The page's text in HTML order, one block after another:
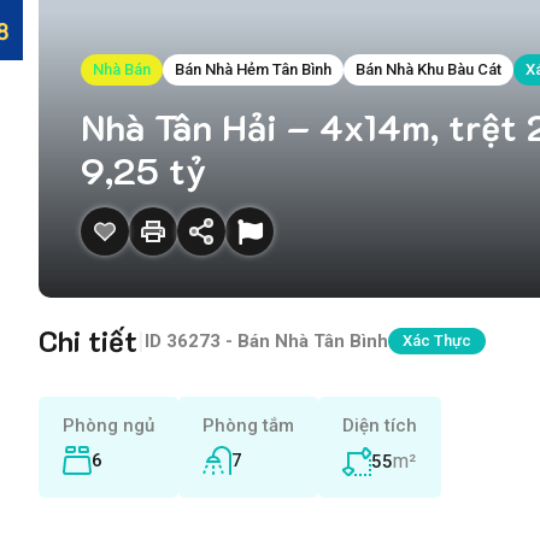
Nhà Bán Bán Nhà Hẻm Tân Bình Bán Nhà Khu Bàu Cát
Nhà Tân Hải – 4x14m, trệt
9,25 tỷ
Chi tiết ID 36273 - Bán Nhà Tân Bình Xác Thực
Phòng ngủ
6
Phòng tắm
7
Diện tích
55m²